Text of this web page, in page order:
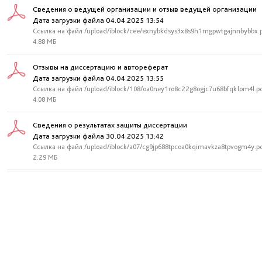
Сведения о ведущей организации и отзыв ведущей организации
Дата загрузки файла 04.04.2025 13:54
Ссылка на файл /upload/iblock/cee/
4.88 МБ
Отзывы на диссертацию и автореферат
Дата загрузки файла 04.04.2025 13:55
Ссылка на файл /upload/iblock/108/
4.08 МБ
Сведения о результатах защиты диссертации
Дата загрузки файла 30.04.2025 13:42
Ссылка на файл /upload/iblock/a07/
2.29 МБ